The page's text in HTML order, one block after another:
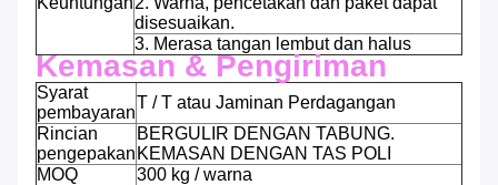
disesuaikan.
3. Merasa tangan lembut dan halus
Kemasan & Pengiriman
Syarat
pembayaran
T / T atau Jaminan Perdagangan
Rincian
pengepakan
BERGULIR DENGAN TABUNG.
KEMASAN DENGAN TAS POLI
MOQ
300 kg / warna